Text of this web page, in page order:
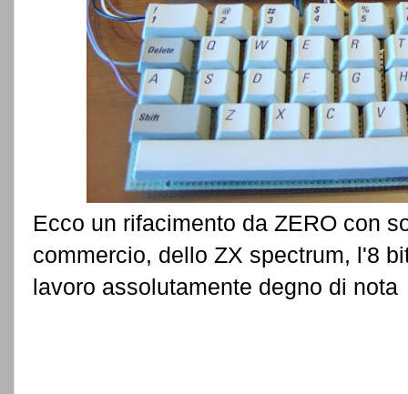
Ecco un rifacimento da ZERO con
commercio, dello ZX spectrum, l'8
lavoro assolutamente degno di nota